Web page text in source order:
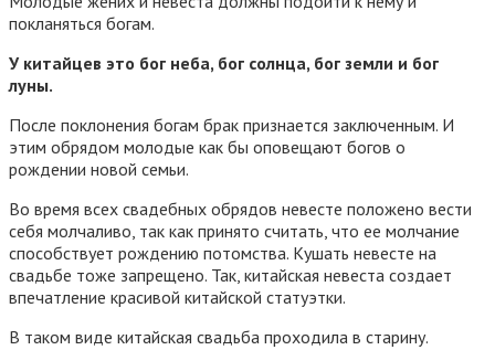
покланяться богам.
У китайцев это бог неба, бог солнца, бог земли и бог
луны.
После поклонения богам брак признается заключенным. И
этим обрядом молодые как бы оповещают богов о
рождении новой семьи.
Во время всех свадебных обрядов невесте положено вести
себя молчаливо, так как принято считать, что ее молчание
способствует рождению потомства. Кушать невесте на
свадьбе тоже запрещено. Так, китайская невеста создает
впечатление красивой китайской статуэтки.
В таком виде китайская свадьба проходила в старину.